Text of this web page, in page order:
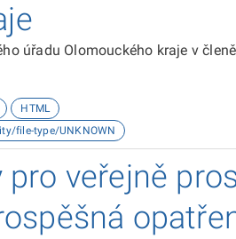
úřadu Olomouckého kraje v
HTML
file-type/UNKNOWN
veřejně